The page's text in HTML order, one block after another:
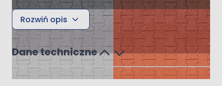
Rozwiń opis
Dane techniczne